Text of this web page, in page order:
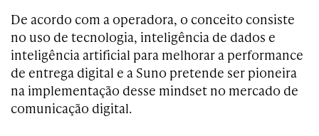
De acordo com a operadora, o conceito consiste
no uso de tecnologia, inteligência de dados e
inteligência artificial para melhorar a performance
de entrega digital e a Suno pretende ser pioneira
na implementação desse mindset no mercado de
comunicação digital.